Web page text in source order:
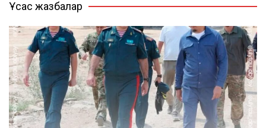
o
o
k
p
p
m
Ұқсас жазбалар